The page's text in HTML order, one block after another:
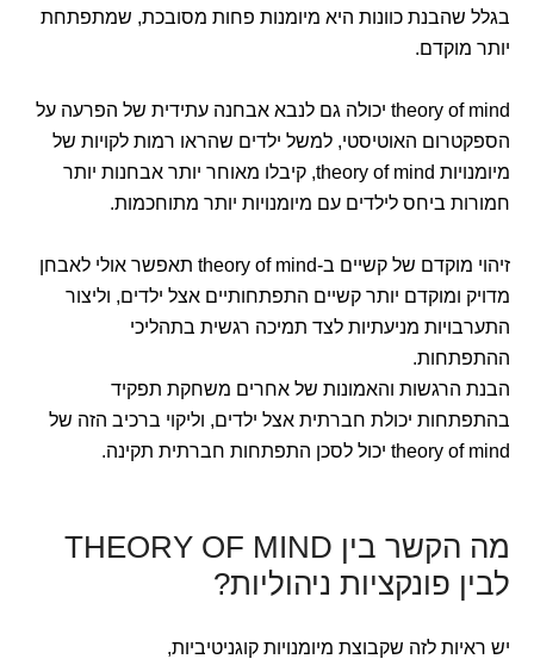
בגלל שהבנת כוונות היא מיומנות פחות מסובכת, שמתפתחת
יותר מוקדם.
theory of mind יכולה גם לנבא אבחנה עתידית של הפרעה על
הספקטרום האוטיסטי, למשל ילדים שהראו רמות לקויות של
מיומנויות theory of mind, קיבלו מאוחר יותר אבחנות יותר
חמורות ביחס לילדים עם מיומנויות יותר מתוחכמות.
זיהוי מוקדם של קשיים ב-theory of mind תאפשר אולי לאבחן
מדויק ומוקדם יותר קשיים התפתחותיים אצל ילדים, וליצור
התערבויות מניעתיות לצד תמיכה רגשית בתהליכי
ההתפתחות.
הבנת הרגשות והאמונות של אחרים משחקת תפקיד
בהתפתחות יכולת חברתית אצל ילדים, וליקוי ברכיב הזה של
theory of mind יכול לסכן התפתחות חברתית תקינה.
מה הקשר בין THEORY OF MIND
לבין פונקציות ניהוליות?
יש ראיות לזה שקבוצת מיומנויות קוגניטיביות,